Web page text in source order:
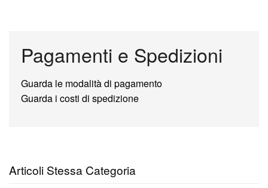
Pagamenti e Spedizioni
Guarda le modalità di pagamento
Guarda i costi di spedizione
Articoli Stessa Categoria